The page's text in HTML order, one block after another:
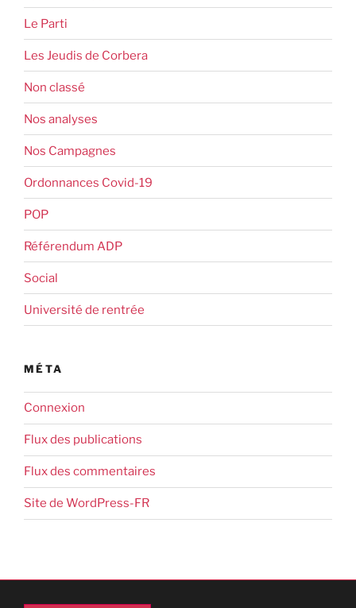
Le Parti
Les Jeudis de Corbera
Non classé
Nos analyses
Nos Campagnes
Ordonnances Covid-19
POP
Référendum ADP
Social
Université de rentrée
MÉTA
Connexion
Flux des publications
Flux des commentaires
Site de WordPress-FR